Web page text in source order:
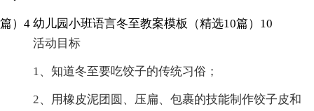
篇）4
活动目标
1、知道冬至要吃饺子的传统习俗；
2、用橡皮泥团圆、压扁、包裹的技能制作饺子皮和
幼儿园小班语言冬至教案模板（精选10篇）10